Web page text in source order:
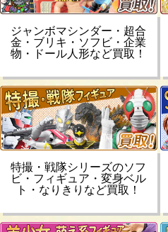
ジャンボマシンダー・超合
金・ブリキ・ソフビ・企業
物・ドール人形など買取！
特撮・戦隊シリーズのソフ
ビ・フィギュア・変身ベル
ト・なりきりなど買取！